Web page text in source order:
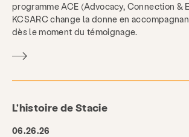
programme ACE (Advocacy, Connection &
KCSARC change la donne en
dès le moment du témoignage.
L'histoire de Stacie
06.26.26